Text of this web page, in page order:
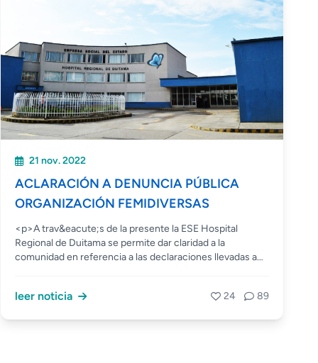
21 nov. 2022
ACLARACIÓN A DENUNCIA PÚBLICA
ORGANIZACIÓN FEMIDIVERSAS
<p>A trav&eacute;s de la presente la ESE Hospital
Regional de Duitama se permite dar claridad a la
comunidad en referencia a las declaraciones llevadas a
atenci&oacute;n de una usuaria l&iacute;der de la
leer noticia 24 89